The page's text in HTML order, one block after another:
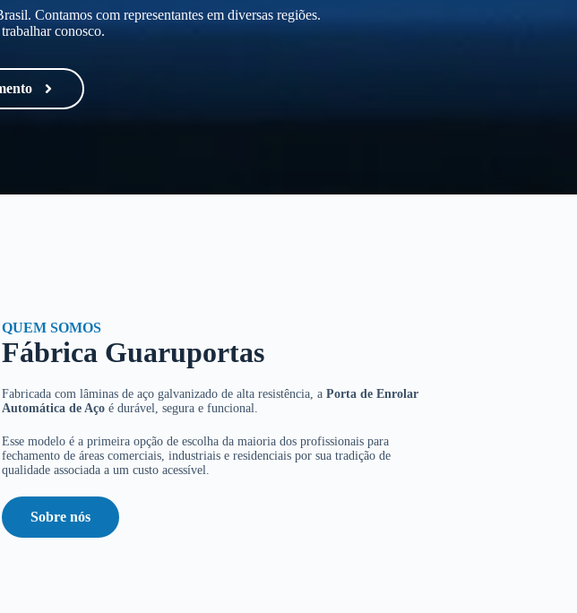
Contamos com representantes em diversas regiões.
conosco.
QUEM SOMOS
Fábrica Guaruportas
Fabricada com lâminas de aço galvanizado de alta resistência, a Porta de Enrolar
Automática de Aço é durável, segura e funcional.
Esse modelo é a primeira opção de escolha da maioria dos profissionais para
fechamento de áreas comerciais, industriais e residenciais por sua tradição de
qualidade associada a um custo acessível.
Sobre nós